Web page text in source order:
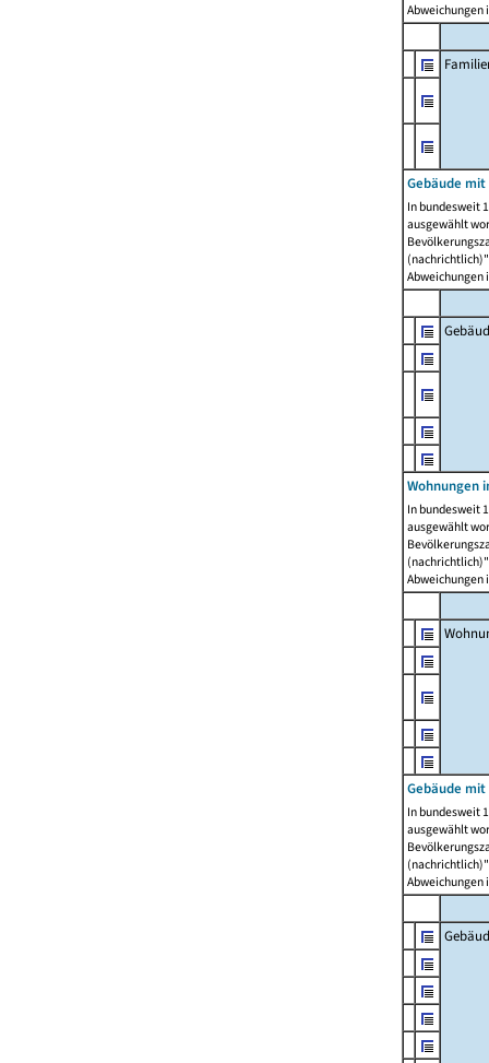
Abweichungen
Gebäude
In bundesweit
ausgewählt
Abweichungen
Wohnungen
In bundesweit
ausgewählt
Abweichungen
Gebäude
In bundesweit
ausgewählt
Abweichungen